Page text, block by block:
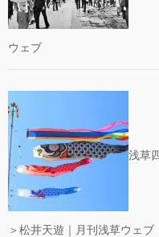
ウェブ
浅草
＞松井天遊｜月刊浅草ウェブ